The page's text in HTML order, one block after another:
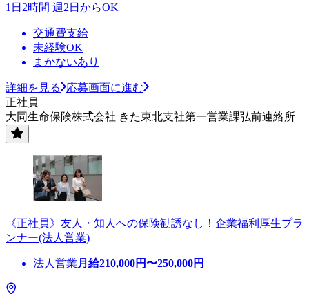
1日2時間 週2日からOK
交通費支給
未経験OK
まかないあり
詳細を見る
応募画面に進む
正社員
大同生命保険株式会社 きた東北支社第一営業課弘前連絡所
《正社員》友人・知人への保険勧誘なし！企業福利厚生プラ
ンナー(法人営業)
法人営業 月給210,000円〜250,000円